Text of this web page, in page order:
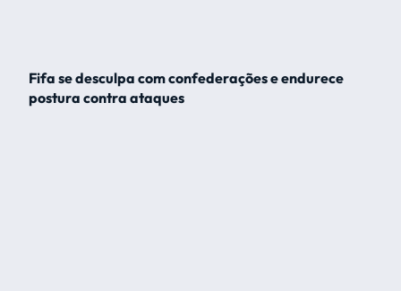
Fifa se desculpa com confederações e endurece
postura contra ataques